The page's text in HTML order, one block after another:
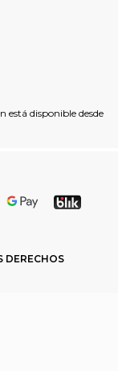
está disponible desde
DERECHOS